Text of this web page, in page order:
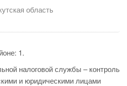
область
1.
налоговой службы – контроль
и юридическими лицами